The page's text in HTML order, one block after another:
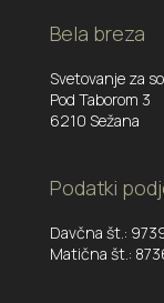
Bela breza
Svetovanje za
Pod Taborom 3
6210 Sežana
Podatki
Davčna št.:
Matična št.: